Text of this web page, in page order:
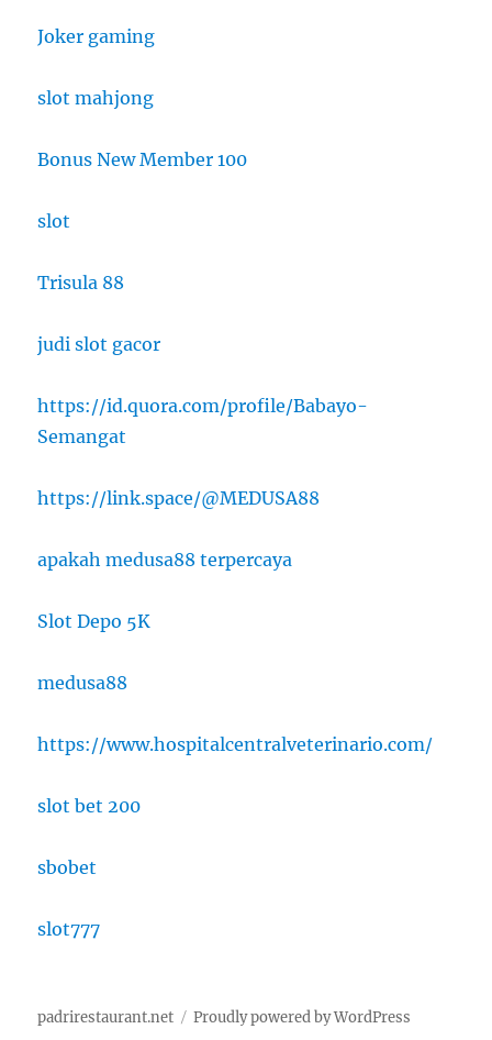
Joker gaming
slot mahjong
Bonus New Member 100
slot
Trisula 88
judi slot gacor
https://id.quora.com/profile/Babayo-
Semangat
https://link.space/@MEDUSA88
apakah medusa88 terpercaya
Slot Depo 5K
medusa88
https://www.hospitalcentralveterinario.com/
slot bet 200
sbobet
slot777
padrirestaurant.net Proudly powered by WordPress